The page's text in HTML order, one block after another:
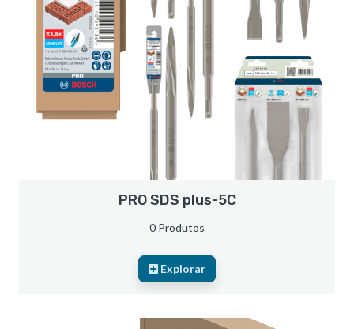
PRO SDS plus-5C
0 Produtos
Explorar